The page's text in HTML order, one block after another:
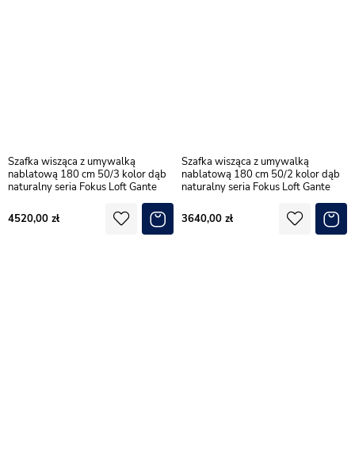
Szafka wisząca z umywalką
nablatową 180 cm 50/3 kolor dąb
naturalny seria Fokus Loft Gante
4520,00
Szafka wisząca z umywalką
nablatową 180 cm 50/2 kolor dąb
naturalny seria Fokus Loft Gante
3640,00